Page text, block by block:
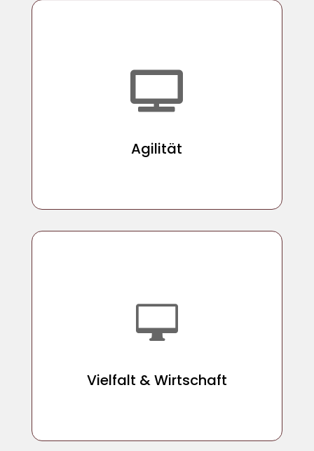

Agilität
Agilität

Vielfalt & Wirtschaft
Vielfalt & Wirtschaft